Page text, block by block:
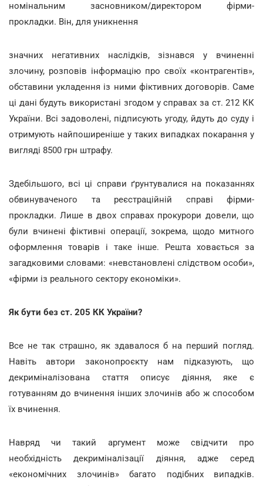
номінальним засновником/директором фірми-
прокладки. Він, для уникнення
значних негативних наслідків, зізнався у вчиненні
злочину, розповів інформацію про своїх «контрагентів»,
обставини укладення із ними фіктивних договорів. Саме
ці дані будуть використані згодом у справах за ст. 212 КК
України. Всі задоволені, підписують угоду, йдуть до суду і
отримують найпоширеніше у таких випадках покарання у
вигляді 8500 грн штрафу.
Здебільшого, всі ці справи ґрунтувалися на показаннях
обвинуваченого та реєстраційній справі фірми-
прокладки. Лише в двох справах прокурори довели, що
були вчинені фіктивні операції, зокрема, щодо митного
оформлення товарів і таке інше. Решта ховається за
загадковими словами: «невстановлені слідством особи»,
«фірми із реального сектору економіки».
Як бути без ст. 205 КК України?
Все не так страшно, як здавалося б на перший погляд.
Навіть автори законопроєкту нам підказують, що
декриміналізована стаття описує діяння, яке є
готуванням до вчинення інших злочинів або ж способом
їх вчинення.
Навряд чи такий аргумент може свідчити про
необхідність декриміналізації діяння, адже серед
«економічних злочинів» багато подібних випадків.